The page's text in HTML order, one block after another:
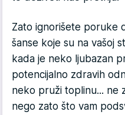
Zato ignorišete poruke
šanse koje su na vašoj
kada je neko lju­bazan
potencijalno zdravih
neko pruži toplinu... ne
nego zato što vam